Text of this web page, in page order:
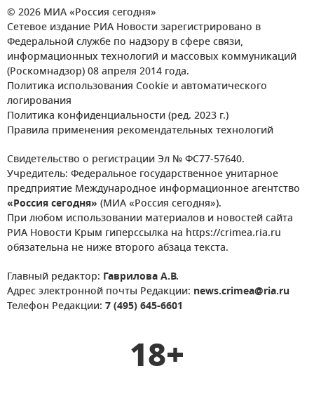
© 2026 МИА «Россия сегодня»
Сетевое издание РИА Новости зарегистрировано в
Федеральной службе по надзору в сфере связи,
информационных технологий и массовых коммуникаций
(Роскомнадзор) 08 апреля 2014 года.
Политика использования Cookie и автоматического
логирования
Политика конфиденциальности (ред. 2023 г.)
Правила применения рекомендательных технологий
Свидетельство о регистрации Эл № ФС77-57640.
Учредитель: Федеральное государственное унитарное
предприятие Международное информационное агентство
«Россия сегодня» (МИА «Россия сегодня»).
При любом использовании материалов и новостей сайта
РИА Новости Крым гиперссылка на https://crimea.ria.ru
обязательна не ниже второго абзаца текста.
Главный редактор: Гаврилова А.В.
Адрес электронной почты Редакции: news.crimea@ria.ru
Телефон Редакции: 7 (495) 645-6601
18+